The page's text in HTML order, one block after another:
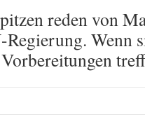
reden von
Regierung. Wenn